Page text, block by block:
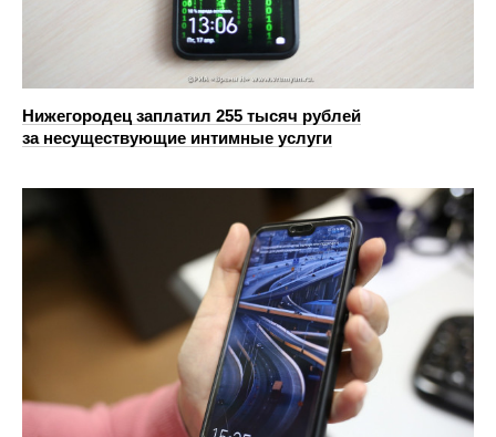
Нижегородец заплатил 255 тысяч рублей
за несуществующие интимные услуги